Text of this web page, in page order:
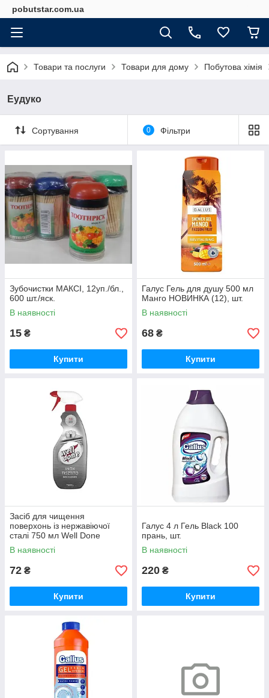
pobutstar.com.ua
Товари та послуги Товари для дому Побутова хімія
Еудуко
Сортування 0 Фільтри
Зубочистки МАКСІ, 12уп./бл.,
600 шт./яск.
В наявності
15 ₴
Купити
Галус Гель для душу 500 мл
Манго НОВИНКА (12), шт.
В наявності
68 ₴
Купити
Засіб для чищення
поверхонь із нержавіючої
сталі 750 мл Well Done
В наявності
72 ₴
Купити
Галус 4 л Гель Black 100
прань, шт.
В наявності
220 ₴
Купити